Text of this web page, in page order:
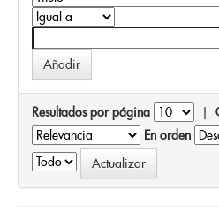
Resultados por página |
En orden